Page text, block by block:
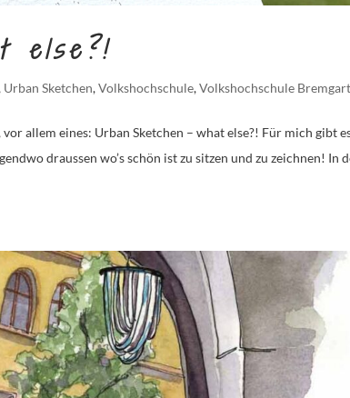
else?!
Urban Sketchen,Volkshochschule,Volkshochschule
allem eines: Urban Sketchen – what else?! Für mich gibt
draussen wo’s schön ist zu sitzen und zu zeichnen! In